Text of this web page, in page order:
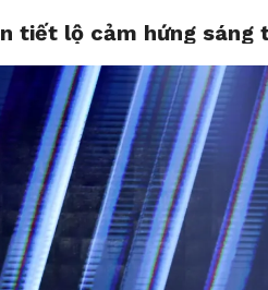
HOME
tiết lộ cảm hứng sáng